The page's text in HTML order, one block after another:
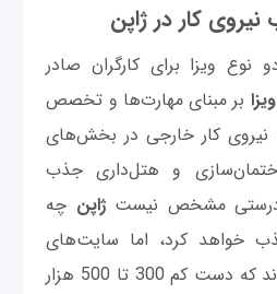
نیروی کار در ژاپن
نوع ویزا برای کارگران صادر
ویزا بر مبنای مهارت‌ها و تخصص
کار خارجی در بخش‌های
و هتل‌داری جذب
درستی مشخص نیستژاپن چه
خواهد کرد، اما سایت‌های
خبری ژاپن اعلام داشته‌اند که دست کم 300 تا 500 هزار